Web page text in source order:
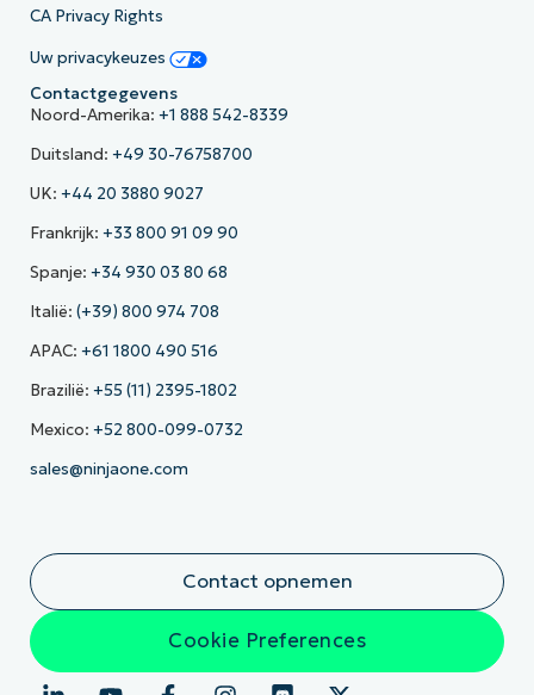
CA Privacy Rights
Uw privacykeuzes
Contactgegevens
Noord-Amerika: +1 888 542-8339
Duitsland: +49 30-76758700
UK: +44 20 3880 9027
Frankrijk: +33 800 91 09 90
Spanje: +34 930 03 80 68
Italië: (+39) 800 974 708
APAC: +61 1800 490 516
Brazilië: +55 (11) 2395-1802
Mexico: +52 800-099-0732
sales@ninjaone.com
Contact opnemen
Cookie Preferences